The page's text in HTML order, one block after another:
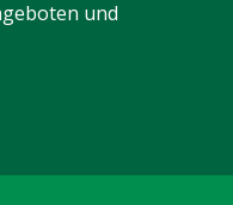
und